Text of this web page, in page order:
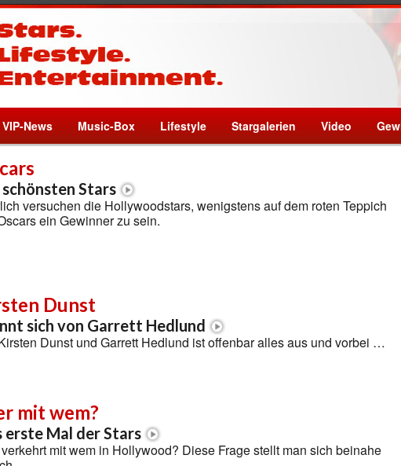
VIP-News Music-Box Lifestyle Stargalerien Video
schönsten Stars
versuchen die Hollywoodstars, wenigstens auf dem roten Teppich
ein Gewinner zu sein.
Dunst
sich von Garrett Hedlund
Dunst und Garrett Hedlund ist offenbar alles aus und vorbei …
mit wem?
erste Mal der Stars
mit wem in Hollywood? Diese Frage stellt man sich beinahe